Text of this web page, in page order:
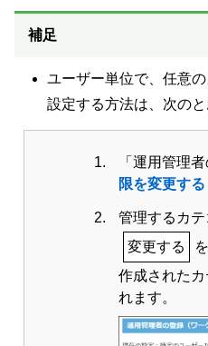
補足
ユーザー単位で、任意
設定する方法は、次のと
「運用管理
限を変更する
管理するカテ
変更する
作成された
れます。